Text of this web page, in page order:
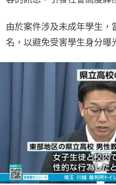
由於案件涉及未成年學生，
名，以避免受害學生身分曝